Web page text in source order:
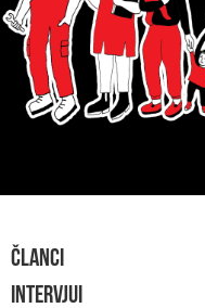
ČLANCI
INTERVJUI